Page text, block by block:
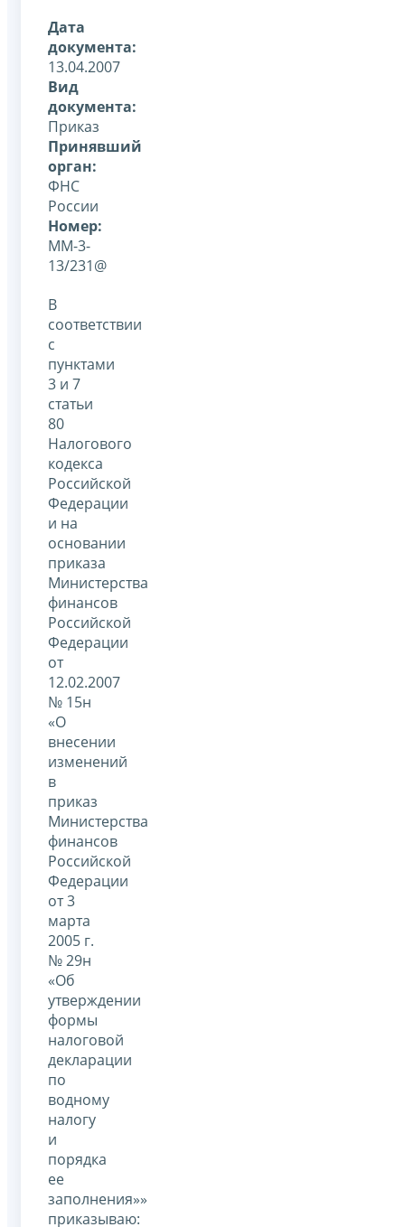
Дата
документа:
13.04.2007
Вид
документа:
Приказ
Принявший
орган:
ФНС
России
Номер:
ММ-3-
13/231@
В
соответствии
с
пунктами
3 и 7
статьи
80
Налогового
кодекса
Российской
Федерации
и на
основании
приказа
Министерства
финансов
Российской
Федерации
от
12.02.2007
№ 15н
«О
внесении
изменений
в
приказ
Министерства
финансов
Российской
Федерации
от 3
марта
2005 г.
№ 29н
«Об
утверждении
формы
налоговой
декларации
по
водному
налогу
и
порядка
ее
заполнения»»
приказываю: